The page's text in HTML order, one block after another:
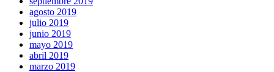
agosto 2019
julio 2019
junio 2019
mayo 2019
abril 2019
marzo 2019